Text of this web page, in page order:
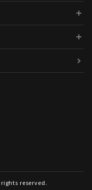
reserved.